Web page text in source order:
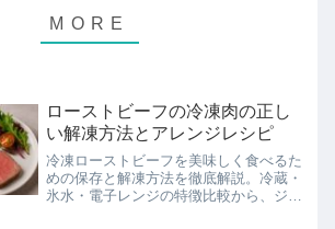
ローストビーフの冷凍肉の正し
い解凍方法とアレンジレシピ
冷凍ローストビーフを美味しく食べるた
めの保存と解凍方法を徹底解説。冷蔵・
氷水・電子レンジの特徴比較から、ジュ